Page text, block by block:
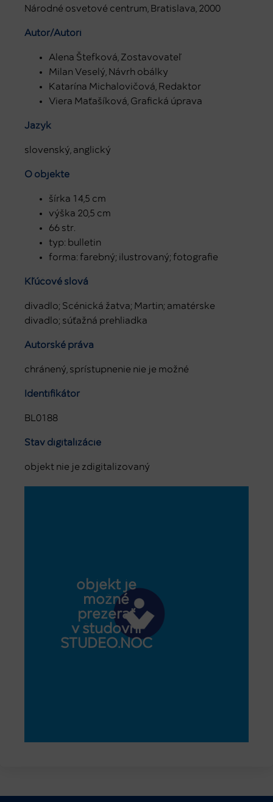
Národné osvetové centrum, Bratislava, 2000
Autor/Autori
Alena Štefková, Zostavovateľ
Milan Veselý, Návrh obálky
Katarína Michalovičová, Redaktor
Viera Maťašíková, Grafická úprava
Jazyk
slovenský, anglický
O objekte
šírka 14,5 cm
výška 20,5 cm
66 str.
typ: bulletin
forma: farebný; ilustrovaný; fotografie
Kľúčové slová
divadlo; Scénická žatva; Martin; amatérske
divadlo; súťažná prehliadka
Autorské práva
chránený, sprístupnenie nie je možné
Identifikátor
BL0188
Stav digitalizácie
objekt nie je zdigitalizovaný
objekt je
možné
prezerať
v študovni
STUDEO.NOC